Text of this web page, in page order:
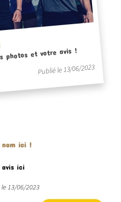
photos et votre avis !
Publié le 13/06/2023
nom ici !
avis ici
13/06/2023